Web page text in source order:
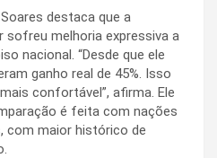
destaca que a
melhoria expressiva a
nacional. “Desde que ele
ganho real de 45%. Isso
confortável”, afirma. Ele
é feita com nações
com maior histórico de